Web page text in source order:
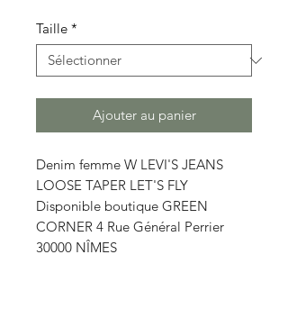
Taille *
Ajouter au panier
Denim femme W LEVI'S JEANS
LOOSE TAPER LET'S FLY
Disponible boutique GREEN
CORNER 4 Rue Général Perrier
30000 NÎMES